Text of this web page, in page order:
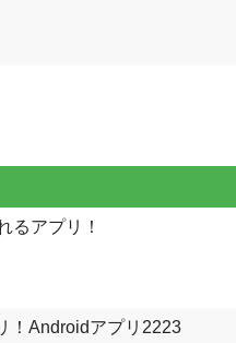
るアプリ！
！Androidアプリ2223